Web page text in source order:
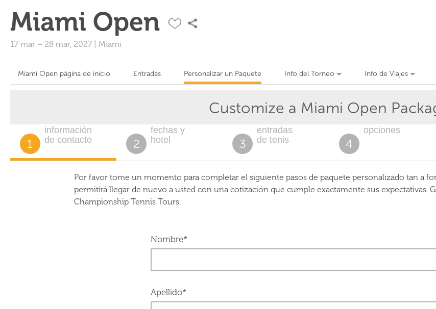
Miami Open
17 mar – 28 mar, 2027 Miami
Miami Open página de inicio Entradas Personalizar un Paquete Info del Torneo Info de Viajes
Customize a Miami Open
1
información
de contacto
2
fechas y
hotel
3
entradas
de tenis
4
opciones
Por favor tome un momento para completar el siguiente pasos de paquete personalizado tan a
permitirá llegar de nuevo a usted con una cotización que cumple exactamente sus expectativas.
Championship Tennis Tours.
Nombre*
Apellido*